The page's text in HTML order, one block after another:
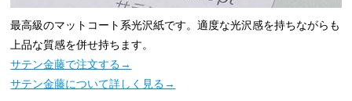
最高級のマットコート系光沢紙です。適度な光沢感を持ちながらも
上品な質感を併せ持ちます。
サテン金藤で注文する→
サテン金藤について詳しく見る→